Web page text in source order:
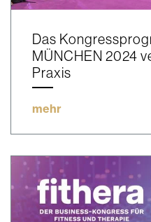
Das
MÜNCHEN 2024
Praxis
mehr